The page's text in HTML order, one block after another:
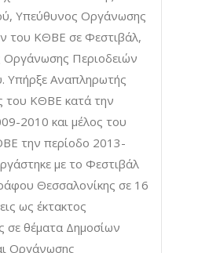
Υπεύθυνος Οργάνωσης
του ΚΘΒΕ σε Φεστιβάλ,
Περιοδειών
Υπήρξε Αναπληρωτής
του ΚΘΒΕ κατά την
2010 και μέλος του
την περίοδο 2013-
με το Φεστιβάλ
Θεσσαλονίκης σε 16
ως έκτακτος
σε θέματα Δημοσίων
Οργάνωσης